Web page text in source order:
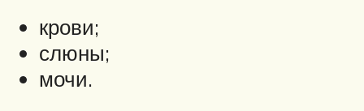
крови;
слюны;
мочи.